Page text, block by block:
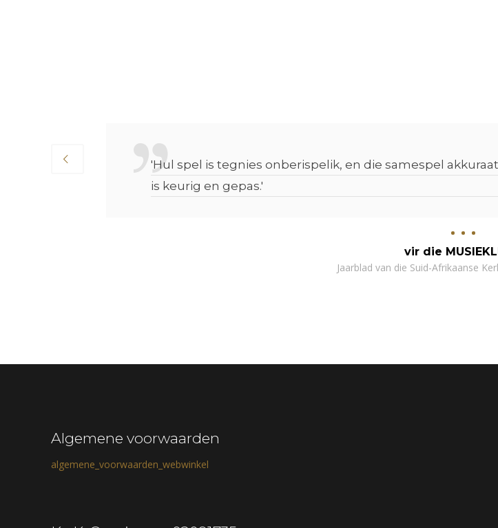
'Hul spel is tegnies onberispelik, en die samespel
is keurig en gepas.'
vir die
Jaarblad van die Suid-Afrikaanse
Algemene voorwaarden
algemene_voorwaarden_webwinkel